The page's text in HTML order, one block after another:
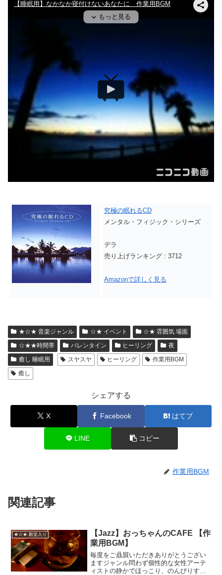
究極の眠れるCD
メンタル・フィジック・シリーズ
デラ
売り上げランキング : 3712
Amazonで詳しく見る
★☆★ 音楽ジャンル ☆★ イベント
☆★ 雰囲気 場面
☆★★時間帯
バレンタイン ヒーリング
夜
癒し 睡眠用
スヤスヤ ヒーリング
作業用BGM
癒し
シェアする
X Facebook はてブ
LINE コピー
作業用BGM
関連記事
★☆★ 殿堂入り
【Jazz】おっちゃんのCAFE 【作
業用BGM】
毎度をご贔屓いただきありがとうござい
ますジャンル問わず個性的な女性アーテ
ィストの静かでほっこり、のんびりする